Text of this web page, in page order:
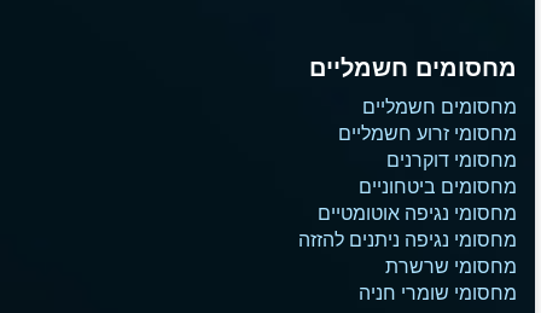
מחסומים חשמליים
מחסומים חשמליים
מחסומי זרוע חשמליים
מחסומי דוקרנים
מחסומים ביטחוניים
מחסומי נגיפה אוטומטיים
מחסומי נגיפה ניתנים להזזה
מחסומי שרשרת
מחסומי שומרי חניה